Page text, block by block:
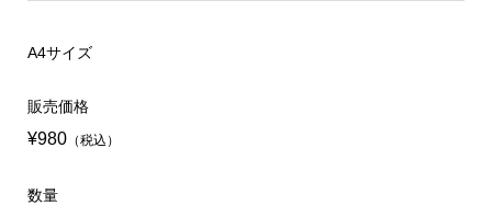
A4サイズ
販売価格
¥980（税込）
数量